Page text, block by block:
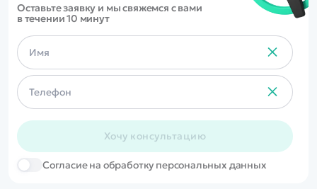
Оставьте заявку и мы свяжемся с вами
в течении 10 минут
Хочу консультацию
Cогласие на обработку персональных данных